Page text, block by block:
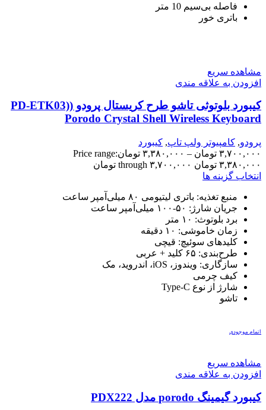
فاصله بی‌سیم 10 متر
باتری خور
مشاهده سریع
افزودن به علاقه مندی
کیبورد بلوتوثی تاشو طرح کریستال پرودو (PD-ETK03)
Porodo Crystal Shell Wireless Keyboard
پرودو, کامپیوتر ولپ تاپ, کیبورد
۳,۷۰۰,۰۰۰ تومان – ۳,۳۸۰,۰۰۰ تومانPrice range:
۳,۳۸۰,۰۰۰ تومان through ۳,۷۰۰,۰۰۰ تومان
انتخاب گزینه ها
منبع تغذیه: باتری لیتیومی ۸۰ میلی‌آمپر ساعت
جریان شارژ: ۵۰-۱۰۰ میلی‌آمپر ساعت
برد بلوتوث: ۱۰ متر
زمان خاموشی: ۱۰ دقیقه
کلیدهای سوئیچ: قیچی
طرح‌بندی: ۶۵ کلید + عربی
سازگاری: ویندوز، iOS، اندروید، مک
کیف چرمی
شارژ از نوع Type-C
تاشو
اتمام موجودی
مشاهده سریع
افزودن به علاقه مندی
کیبورد گیمینگ porodo مدل PDX222